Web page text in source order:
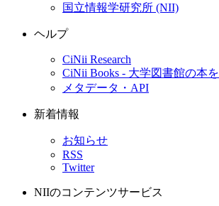
国立情報学研究所 (NII)
ヘルプ
CiNii Research
CiNii Books - 大学図書館の本
メタデータ・API
新着情報
お知らせ
RSS
Twitter
NIIのコンテンツサービス